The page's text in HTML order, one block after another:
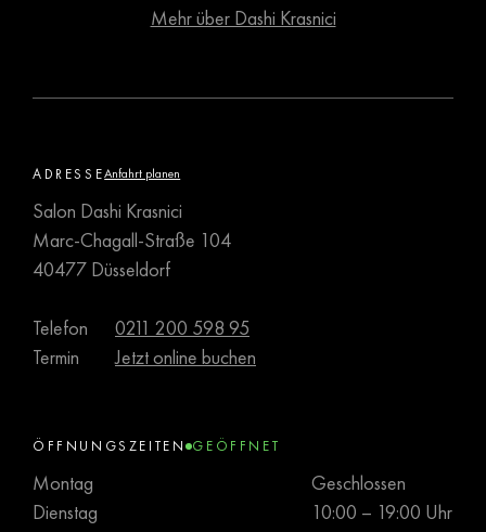
Mehr über Dashi Krasnici
ADRESSEAnfahrt planen
Salon Dashi Krasnici
Marc-Chagall-Straße 104
40477 Düsseldorf
Telefon
0211 200 598 95
Termin
Jetzt online buchen
ÖFFNUNGSZEITEN GEÖFFNET
Montag
Geschlossen
Dienstag
10:00 – 19:00 Uhr